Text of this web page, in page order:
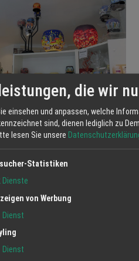
die wir
einsehen und anpassen, welche
sind, dienen lediglich zu
lesen Sie unsere
Statistiken
Dienste
von Werbung
Dienst
Dienst